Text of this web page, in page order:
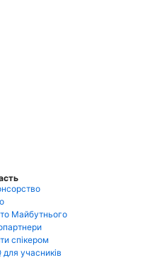
Майбутнього
спікером
для учасників